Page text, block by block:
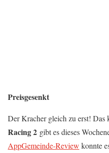
Preisgesenkt
Der Kracher gleich zu erst! Das
Racing 2 gibt es dieses
AppGemeinde-Review konnte